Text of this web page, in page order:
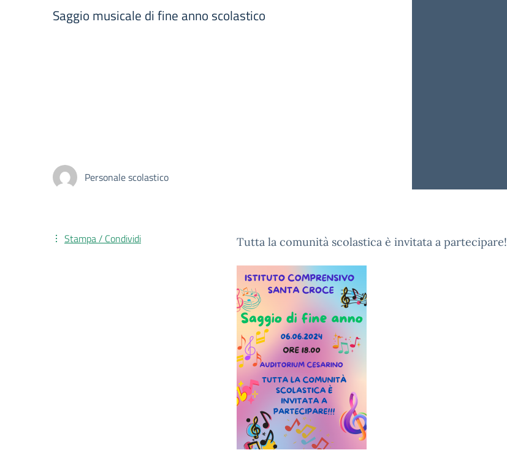
Saggio musicale di fine anno scolastico
Personale scolastico
Tutta la comunità scolastica è invitata a partecipare!
Stampa / Condividi